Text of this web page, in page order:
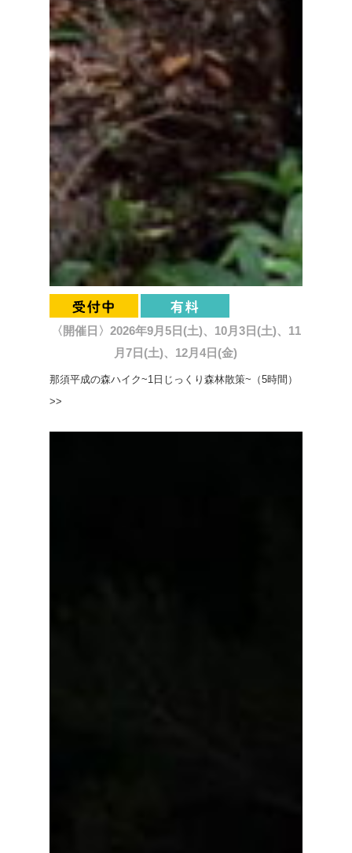
〈開催日〉2026年9月5日(土)、10月3日(土)、11
月7日(土)、12月4日(金)
那須平成の森ハイク~1日じっくり森林散策~（5時間）
>>